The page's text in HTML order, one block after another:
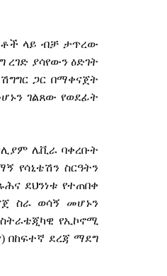
ላይ ብቻ ታጥረው
ረገድ ያሳየውን ዕድገት
ሽግግር ጋር በማቀናጀት
ገልጸው የወደፊት
ሌቪራ ባቀረቡት
የሳኒቴሽን ስርዓትን
ደህንነቱ የተጠበቀ
ስራ ወሳኝ
መሆኑን
ስትራቴጂካዊ የኢኮኖሚ
በከፍተኛ ደረጃ ማደግ